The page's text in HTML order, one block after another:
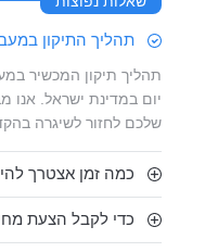
תהליך התיקון
תהליך תיקון המכשיר
יום במדינת ישראל. אנו
שלכם לחזור לשיגרה
כמה זמן אצטרך
כדי לקבל הצעת